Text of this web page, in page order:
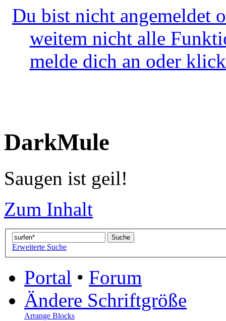
Du bist nicht angemeldet
weitem nicht alle
melde dich an oder
DarkMule
Saugen ist geil!
Zum Inhalt
Erweiterte Suche
Portal • Forum
Ändere Schriftgröße
Arrange Blocks